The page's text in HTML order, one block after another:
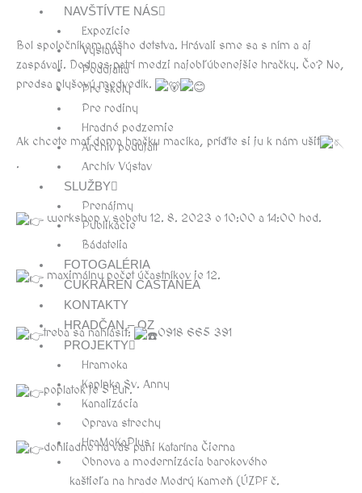
NAVŠTÍVTE NÁS
Expozície
Výstavy
Podujatia
Pre školy
Pre rodiny
Hradné podzemie
Archív podujatí
Archív Výstav
SLUŽBY
Prenájmy
Publikácie
Bádatelia
FOTOGALÉRIA
CUKRÁREŇ CASTANEA
KONTAKTY
HRADČAN – OZ
PROJEKTY
Hramoka
Kaplnka Sv. Anny
Kanalizácia
Oprava strechy
HraMoKaPlus
Obnova a modernizácia barokového
kaštieľa na hrade Modrý Kameň (ÚZPF č.
Bol spoločníkom nášho detstva. Hrávali sme sa s ním a aj
zaspávali. Dodnes patrí medzi najobľúbenejšie hračky. Čo? No,
predsa plyšový medvedík.
Ak chcete mať doma hračku macíka, príďte si ju k nám ušiť
.
workshop v sobotu 12. 8. 2023 o 10:00 a 14:00 hod.
maximálny počet účastníkov je 12.
treba sa nahlásiť: 0918 665 391
poplatok je 5 Eur.
dohliadne na vás pani Katarína Čierna